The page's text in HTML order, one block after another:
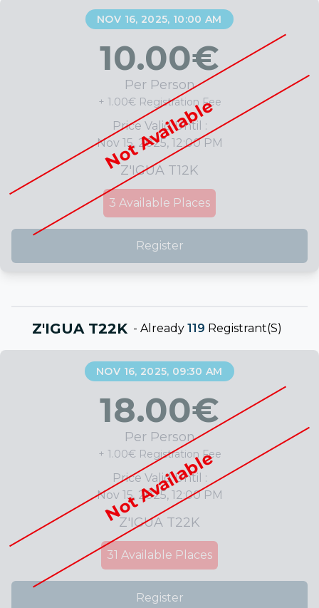
Not Available
NOV 16, 2025, 10:00 AM
10.00€
Per Person
+ 1.00€ Registration Fee
Price Valid Until :
Nov 15, 2025, 12:00 PM
Z'IGUA T12K
3 Available Places
Register
Z'IGUA T22K - Already 119 Registrant(s)
Not Available
NOV 16, 2025, 09:30 AM
18.00€
Per Person
+ 1.00€ Registration Fee
Price Valid Until :
Nov 15, 2025, 12:00 PM
Z'IGUA T22K
31 Available Places
Register